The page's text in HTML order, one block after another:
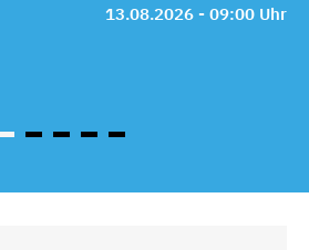
13.08.2026 - 09:00 Uhr